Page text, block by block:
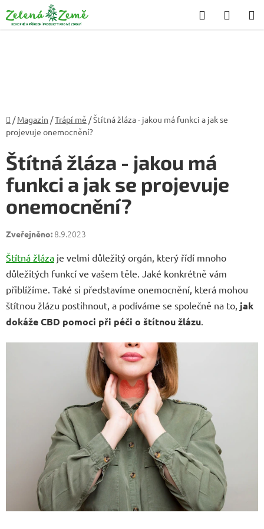
na
obsah
Hledat
KOŠÍK
Domů
/ Magazín /Trápí mě /Štítná žláza - jakou má funkci a jak se
projevuje onemocnění?
Štítná žláza - jakou má
funkci a jak se projevuje
onemocnění?
8.9.2023
Štítná žláza je velmi důležitý orgán, který řídí mnoho
důležitých funkcí ve vašem těle. Jaké konkrétně vám
přiblížíme. Také si představíme onemocnění, která mohou
štítnou žlázu postihnout, a podíváme se společně na to, jak
dokáže CBD pomoci při péči o štítnou žlázu.